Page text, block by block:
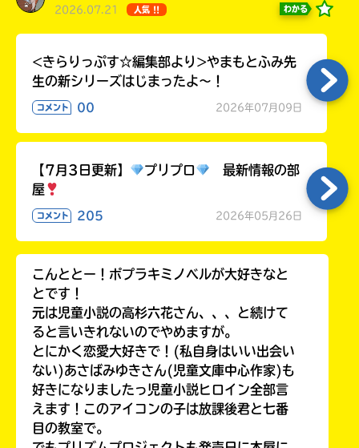
2026.07.21 人気 !! わかる
<きらりっぷす☆編集部より>やまもとふみ先
生の新シリーズはじまったよ～！
コメント 00 2026年07月09日
【7月3日更新】 プリプロ
最新情報の部
屋
コメント 205 2026年05月26日
こんととー！ポプラキミノベルが大好きなと
とです！
元は児童小説の高杉六花さん、、、と続けて
ると言いきれないのでやめますが。
とにかく恋愛大好きで！(私自身はいい出会い
ない)あさばみゆきさん(児童文庫中心作家)も
好きになりましたっ児童小説ヒロイン全部言
えます！このアイコンの子は放課後君と七番
目の教室で。